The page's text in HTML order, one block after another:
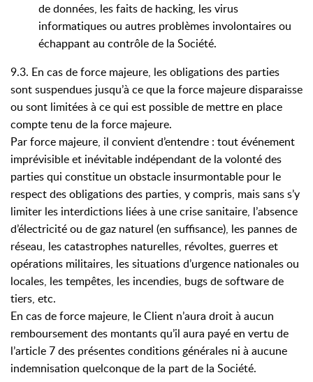
de données, les faits de hacking, les virus
informatiques ou autres problèmes involontaires ou
échappant au contrôle de la Société.
9.3. En cas de force majeure, les obligations des parties
sont suspendues jusqu’à ce que la force majeure disparaisse
ou sont limitées à ce qui est possible de mettre en place
compte tenu de la force majeure.
Par force majeure, il convient d’entendre : tout événement
imprévisible et inévitable indépendant de la volonté des
parties qui constitue un obstacle insurmontable pour le
respect des obligations des parties, y compris, mais sans s’y
limiter les interdictions liées à une crise sanitaire, l’absence
d’électricité ou de gaz naturel (en suffisance), les pannes de
réseau, les catastrophes naturelles, révoltes, guerres et
opérations militaires, les situations d’urgence nationales ou
locales, les tempêtes, les incendies, bugs de software de
tiers, etc.
En cas de force majeure, le Client n’aura droit à aucun
remboursement des montants qu’il aura payé en vertu de
l’article 7 des présentes conditions générales ni à aucune
indemnisation quelconque de la part de la Société.